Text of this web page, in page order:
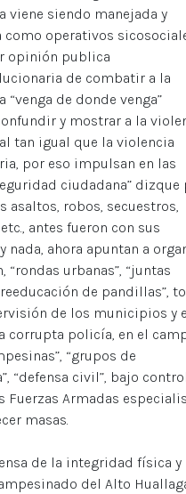
viene siendo manejada y
como operativos
opinión publica
de combatir a la
“venga de donde venga”
y mostrar a la
tan igual que la violencia
por eso impulsan en las
ciudadana” dizque
asaltos, robos, secuestros,
antes fueron con sus
nada, ahora apuntan a
“rondas urbanas”, “juntas
de pandillas”,
de los municipios y
corrupta policía, en el
“grupos de
“defensa civil”, bajo
Fuerzas Armadas
masas.
de la integridad física y
del Alto